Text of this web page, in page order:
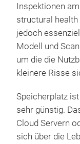
Inspektionen
structural
jedoch
Modell und
um die die
kleinere Risse
Speicherplatz
sehr günstig.
Cloud Servern
sich über die